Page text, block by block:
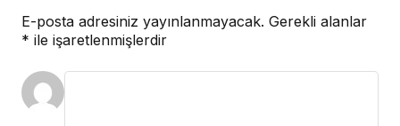
E-posta adresiniz yayınlanmayacak. Gerekli alanlar
* ile işaretlenmişlerdir